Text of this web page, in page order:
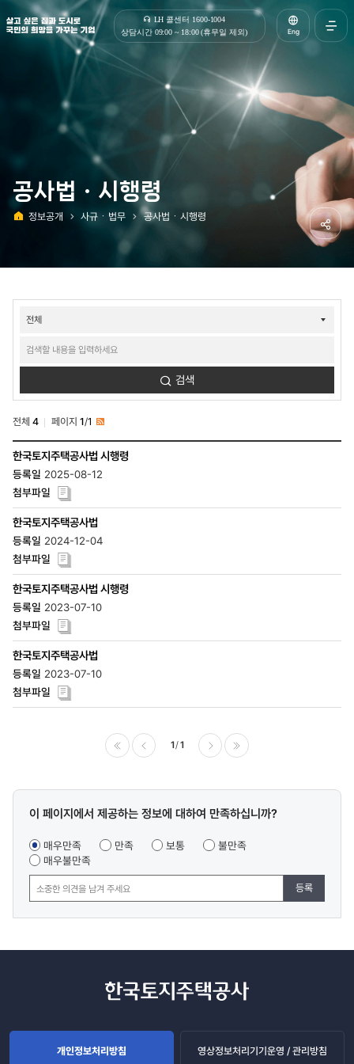
살고 싶은 집과 도시로 국민의 희망을 가꾸는 기업 | 한국토지주택공사
LH 콜센터 1600-1004
상담시간 09:00 ~ 18:00 (휴무일 제외)
Eng
공사법ㆍ시행령
정보공개 사규ㆍ법무 공사법ㆍ시행령
사규법무-
검색
검색
전체 4 페이지 1/1
정보공개-
사규법무-
공사법시행령
목록
번호,
제목,
등록일,
조회수,
한국토지주택공사법 시행령
2025-08-12
한국토지주택공사법
2024-12-04
한국토지주택공사법 시행령
2023-07-10
한국토지주택공사법
2023-07-10
1 1
콘텐츠
조사
이 페이지에서 제공하는 정보에 대하여 만족하십니까?
매우만족 만족 보통
불만족
매우불만족
등록
개인정보처리방침 영상정보처리기기운영 / 관리방침